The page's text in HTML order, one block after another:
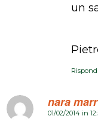
un
Rispondi
nara
dice:
01/02/2014 in